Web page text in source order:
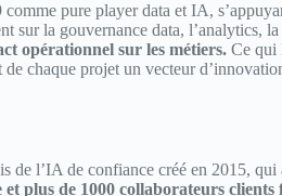
pure player data et IA,
sur la gouvernance data, l’analytics,
opérationnel sur les métiers. Ce qui
chaque projet un vecteur
de l’IA de confiance créé en 2015,
plus de 1000 collaborateurs